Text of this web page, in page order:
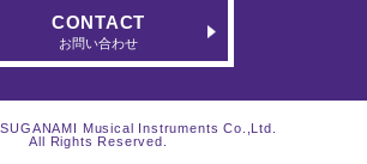
CONTACT
お問い合わせ
Musical Instruments Co.,Ltd.
All Rights Reserved.